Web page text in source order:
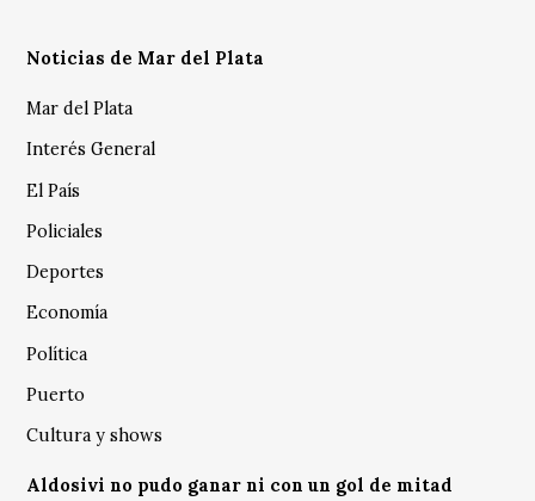
Noticias de Mar del Plata
Mar del Plata
Interés General
El País
Policiales
Deportes
Economía
Política
Puerto
Cultura y shows
Aldosivi no pudo ganar ni con un gol de mitad